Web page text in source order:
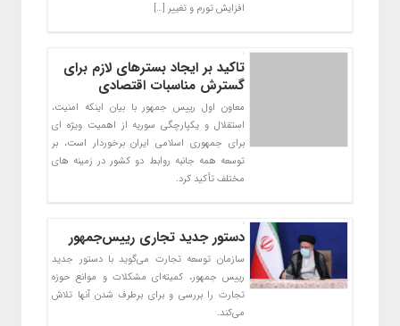
افزایش تورم و تغییر […]
تاکید بر ایجاد بسترهای لازم برای
گسترش مناسبات اقتصادی
معاون اول رییس جمهور با بیان اینکه امنیت،
استقلال و یکپارچگی سوریه از اهمیت ویژه ای
برای جمهوری اسلامی ایران برخوردار است، بر
توسعه همه جانبه روابط دو کشور در زمینه های
مختلف تأکید کرد.
دستور جدید تجاری رییس‌جمهور
سازمان توسعه تجارت می‌گوید با دستور جدید
رییس جمهور، کمیته‌ای مشکلات و موانع حوزه
تجارت را بررسی و برای برطرف شدن آنها تلاش
می‌کند.